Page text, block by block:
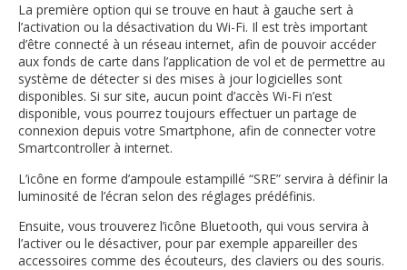
La première option qui se trouve en haut à gauche sert à
l’activation ou la désactivation du Wi-Fi. Il est très important
d’être connecté à un réseau internet, afin de pouvoir accéder
aux fonds de carte dans l’application de vol et de permettre au
système de détecter si des mises à jour logicielles sont
disponibles. Si sur site, aucun point d’accès Wi-Fi n’est
disponible, vous pourrez toujours effectuer un partage de
connexion depuis votre Smartphone, afin de connecter votre
Smartcontroller à internet.
L’icône en forme d’ampoule estampillé “SRE” servira à définir la
luminosité de l’écran selon des réglages prédéfinis.
Ensuite, vous trouverez l’icône Bluetooth, qui vous servira à
l’activer ou le désactiver, pour par exemple appareiller des
accessoires comme des écouteurs, des claviers ou des souris.